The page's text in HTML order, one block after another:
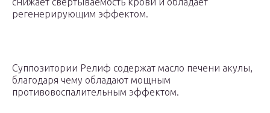
регенерирующим эффектом.
Суппозитории Релиф содержат масло печени акулы,
благодаря чему обладают мощным
противовоспалительным эффектом.